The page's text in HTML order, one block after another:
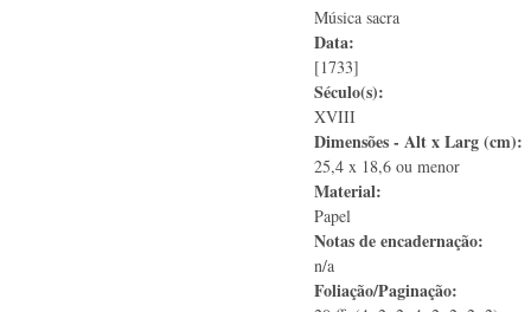
Música sacra
Data:
[1733]
Século(s):
XVIII
Dimensões - Alt x Larg (cm):
25,4 x 18,6 ou menor
Material:
Papel
Notas de encadernação:
n/a
Foliação/Paginação: